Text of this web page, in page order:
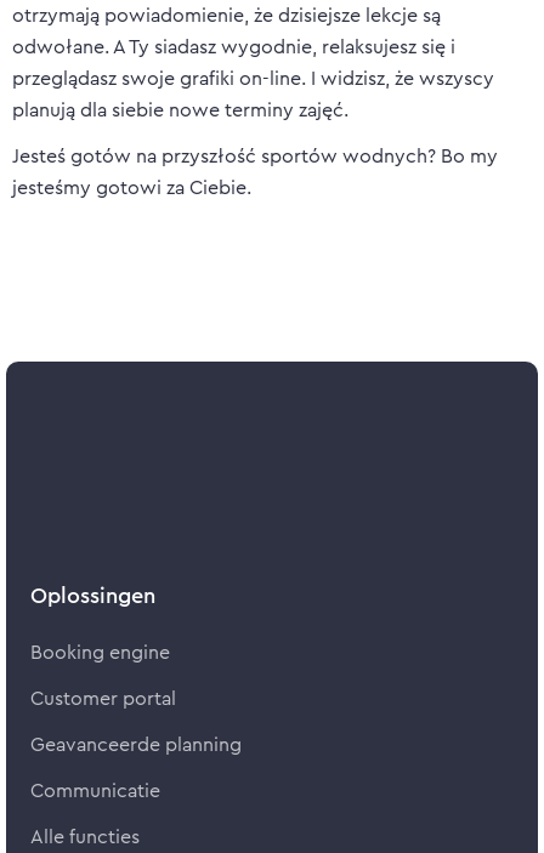
otrzymają powiadomienie, że dzisiejsze lekcje są
odwołane. A Ty siadasz wygodnie, relaksujesz się i
przeglądasz swoje grafiki on-line. I widzisz, że wszyscy
planują dla siebie nowe terminy zajęć.
Jesteś gotów na przyszłość sportów wodnych? Bo my
jesteśmy gotowi za Ciebie.
Oplossingen
Booking engine
Customer portal
Geavanceerde planning
Communicatie
Alle functies